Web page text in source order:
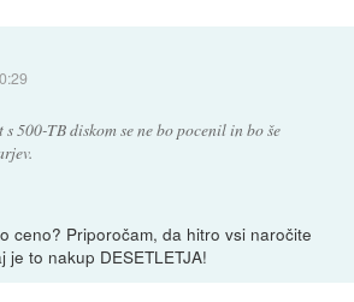
500-TB diskom se ne bo pocenil in bo še
ceno? Priporočam, da hitro vsi naročite
je to nakup DESETLETJA!